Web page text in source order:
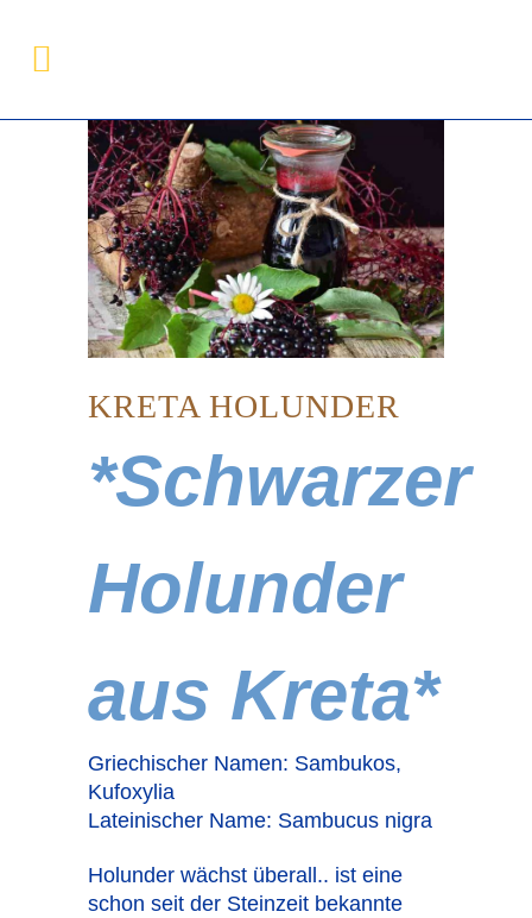
KRETA HOLUNDER
*Schwarzer
Holunder
aus Kreta*
Griechischer Namen: Sambukos,
Kufoxylia
Lateinischer Name: Sambucus nigra
Holunder wächst überall.. ist eine
schon seit der Steinzeit bekannte